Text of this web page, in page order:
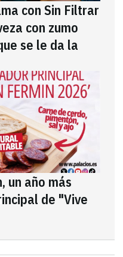
con Sin Filtrar
con zumo
se le da la
un año más
de "Vive